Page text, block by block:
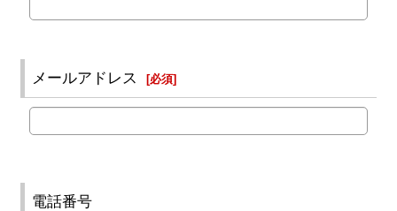
メールアドレス [必須]
電話番号